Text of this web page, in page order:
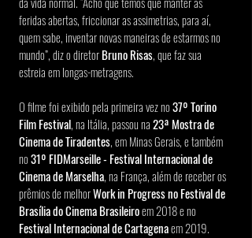
feridas abertas, friccionar as assimetrias, para aí,
quem sabe, inventar novas maneiras de estarmos no
mundo”, diz o diretor Bruno Risas, que faz sua
estreia em longas-metragens.
O filme foi exibido pela primeira vez no 37º Torino
Film Festival, na Itália, passou na 23ª Mostra de
Cinema de Tiradentes, em Minas Gerais, e também
no 31º FIDMarseille - Festival Internacional de
Cinema de Marselha, na França, além de receber os
prêmios de melhor Work in Progress no Festival de
Brasília do Cinema Brasileiro em 2018 e no
Festival Internacional de Cartagena em 2019.